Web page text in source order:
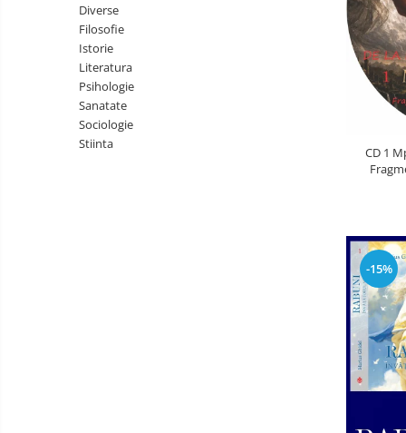
Diverse
Filosofie
Istorie
Literatura
Psihologie
Sanatate
Sociologie
Stiinta
CD 1
-15%